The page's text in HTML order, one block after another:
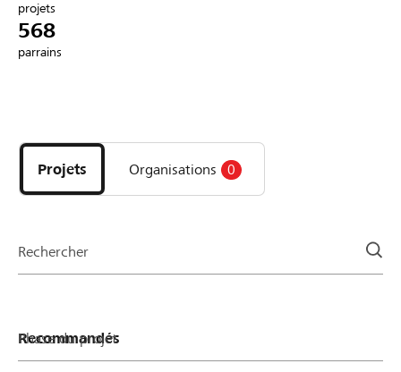
Se connecter
DE FR IT
projets
568
parrains
les
projets
et
la
Projets Organisations 0
Rechercher
Phase du projet